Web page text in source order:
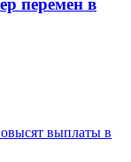
перемен в